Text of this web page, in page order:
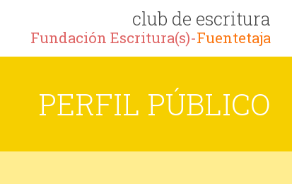
club de escritura
Fundación Escritura(s)-Fuentetaja
PERFIL PÚBLICO